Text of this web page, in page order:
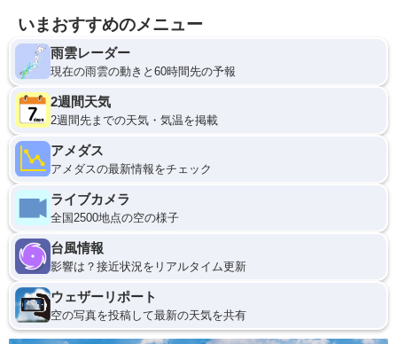
いまおすすめのメニュー
雨雲レーダー
現在の雨雲の動きと60時間先の予報
2週間天気
2週間先までの天気・気温を掲載
アメダス
アメダスの最新情報をチェック
ライブカメラ
全国2500地点の空の様子
台風情報
影響は？接近状況をリアルタイム更新
ウェザーリポート
空の写真を投稿して最新の天気を共有